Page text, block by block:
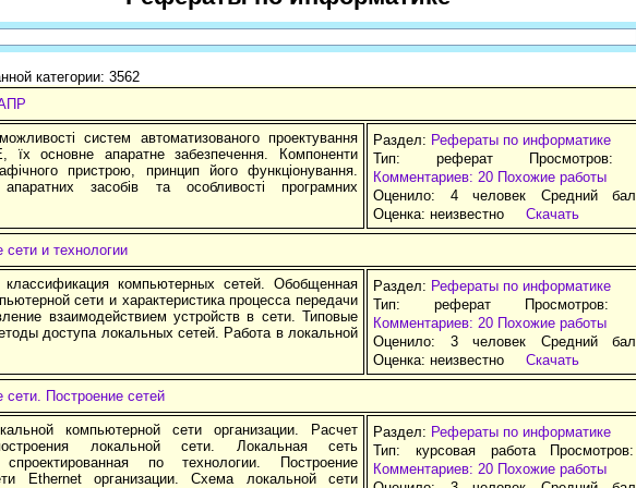
категории: 3562
систем автоматизованого проектування
їх основне апаратне забезпечення. Компоненти
пристрою, принцип його функціонування.
апаратних засобів та особливості програмних
Раздел: Рефераты по информатике
Тип: реферат Просмотров:
Комментариев: 20 Похожие работы
Оценило: 4 человек Средний
Оценка: неизвестно Скачать
и технологии
классификация компьютерных сетей. Обобщенная
сети и характеристика процесса передачи
взаимодействием устройств в сети. Типовые
доступа локальных сетей. Работа в локальной
Раздел: Рефераты по информатике
Тип: реферат Просмотров:
Комментариев: 20 Похожие работы
Оценило: 3 человек Средний
Оценка: неизвестно Скачать
Построение сетей
компьютерной сети организации. Расчет
локальной сети. Локальная сеть
спроектированная по технологии. Построение
Ethernet организации. Схема локальной сети
Раздел: Рефераты по информатике
Тип: курсовая работа
Комментариев: 20 Похожие работы